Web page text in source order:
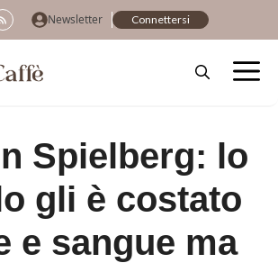
Newsletter Connettersi
Spielberg: lo
gli è costato
e sangue ma